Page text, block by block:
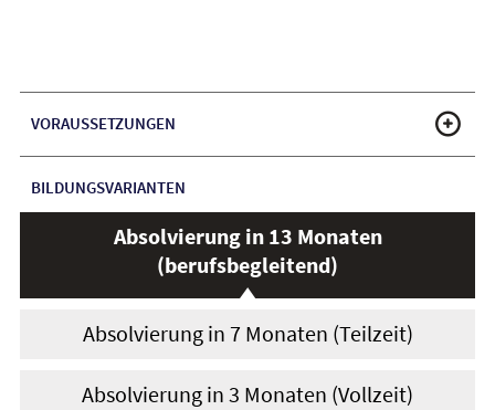
VORAUSSETZUNGEN
BILDUNGSVARIANTEN
Absolvierung in 13 Monaten
(berufsbegleitend)
Absolvierung in 7 Monaten (Teilzeit)
Absolvierung in 3 Monaten (Vollzeit)